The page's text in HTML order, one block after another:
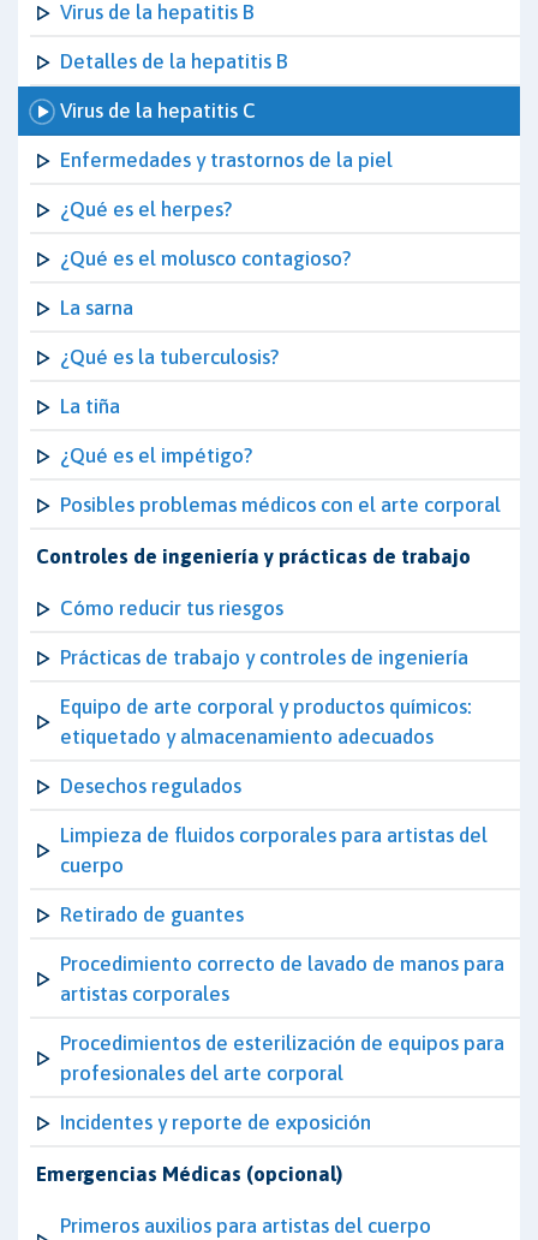
Virus de la hepatitis B
Detalles de la hepatitis B
Virus de la hepatitis C
Enfermedades y trastornos de la piel
¿Qué es el herpes?
¿Qué es el molusco contagioso?
La sarna
¿Qué es la tuberculosis?
La tiña
¿Qué es el impétigo?
Posibles problemas médicos con el arte corporal
Controles de ingeniería y prácticas de trabajo
Cómo reducir tus riesgos
Prácticas de trabajo y controles de ingeniería
Equipo de arte corporal y productos químicos:
etiquetado y almacenamiento adecuados
Desechos regulados
Limpieza de fluidos corporales para artistas del
cuerpo
Retirado de guantes
Procedimiento correcto de lavado de manos para
artistas corporales
Procedimientos de esterilización de equipos para
profesionales del arte corporal
Incidentes y reporte de exposición
Emergencias Médicas (opcional)
Primeros auxilios para artistas del cuerpo